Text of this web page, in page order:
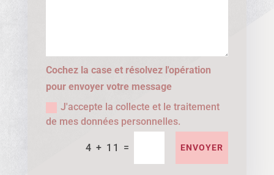
Cochez la case et résolvez l'opération
pour envoyer votre message
J'accepte la collecte et le traitement
de mes données personnelles.
4 + 11 = ENVOYER